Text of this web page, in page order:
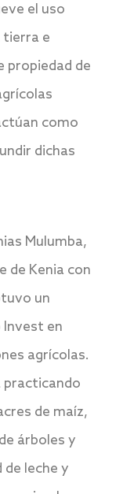
el uso
tierra e
propiedad de
como
dichas
Mulumba,
de Kenia con
un
Invest en
agrícolas.
de maíz,
árboles y
de leche y